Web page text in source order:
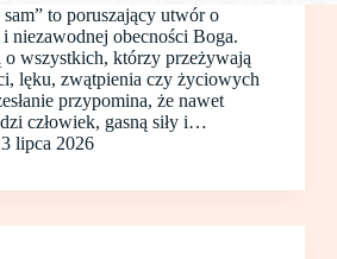
to poruszający utwór o
niezawodnej obecności Boga.
o wszystkich, którzy przeżywają
lęku, zwątpienia czy życiowych
przypomina, że nawet
człowiek, gasną siły i…
lipca 2026